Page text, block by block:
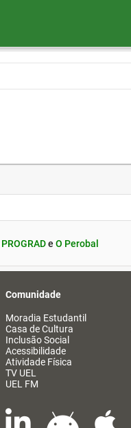
PROGRADe O Perobal
Comunidade
Moradia Estudantil
Casa de Cultura
Inclusão Social
Acessibilidade
Atividade Física
TV UEL
UEL FM